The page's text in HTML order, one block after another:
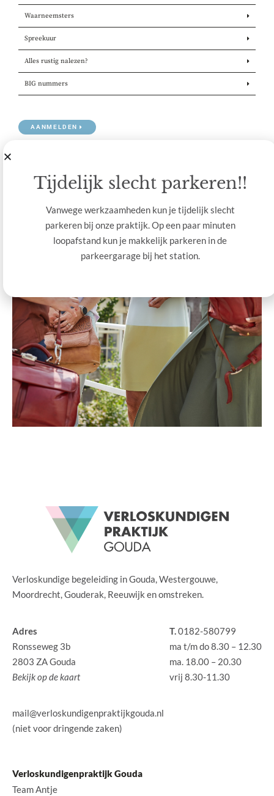
Waarneemsters
Spreekuur
Alles rustig nalezen?
BIG nummers
AANMELDEN
Verloskundige begeleiding in Gouda, Westergouwe,
Moordrecht, Gouderak, Reeuwijk en omstreken.
Adres
Ronsseweg 3b
2803 ZA Gouda
Bekijk op de kaart
T.0182-580799
ma t/m do 8.30 – 12.30
ma. 18.00 – 20.30
vrij 8.30-11.30
mail@verloskundigenpraktijkgouda.nl
(niet voor dringende zaken)
Verloskundigenpraktijk Gouda
Team Antje
Tijdelijk slecht parkeren!!
Vanwege werkzaamheden kun je tijdelijk slecht
parkeren bij onze praktijk. Op een paar minuten
loopafstand kun je makkelijk parkeren in de
parkeergarage bij het station.